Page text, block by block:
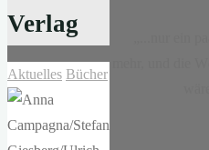
Verlag
Aktuelles Bücher